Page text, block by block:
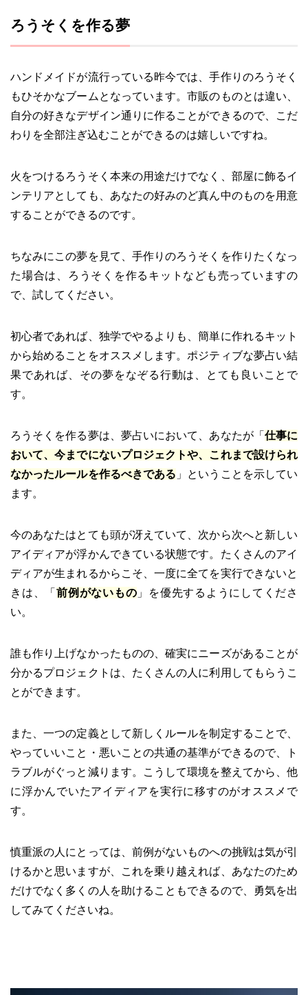
ろうそくを作る夢
ハンドメイドが流行っている昨今では、手作りのろうそく
もひそかなブームとなっています。市販のものとは違い、
自分の好きなデザイン通りに作ることができるので、こだ
わりを全部注ぎ込むことができるのは嬉しいですね。
火をつけるろうそく本来の用途だけでなく、部屋に飾るイ
ンテリアとしても、あなたの好みのど真ん中のものを用意
することができるのです。
ちなみにこの夢を見て、手作りのろうそくを作りたくなっ
た場合は、ろうそくを作るキットなども売っていますの
で、試してください。
初心者であれば、独学でやるよりも、簡単に作れるキット
から始めることをオススメします。ポジティブな夢占い結
果であれば、その夢をなぞる行動は、とても良いことで
す。
ろうそくを作る夢は、夢占いにおいて、あなたが「 仕事に
おいて、今までにないプロジェクトや、これまで設けられ
なかったルールを作るべきである 」ということを示してい
ます。
今のあなたはとても頭が冴えていて、次から次へと新しい
アイディアが浮かんできている状態です。たくさんのアイ
ディアが生まれるからこそ、一度に全てを実行できないと
きは、「 前例がないもの 」を優先するようにしてくださ
い。
誰も作り上げなかったものの、確実にニーズがあることが
分かるプロジェクトは、たくさんの人に利用してもらうこ
とができます。
また、一つの定義として新しくルールを制定することで、
やっていいこと・悪いことの共通の基準ができるので、ト
ラブルがぐっと減ります。こうして環境を整えてから、他
に浮かんでいたアイディアを実行に移すのがオススメで
す。
慎重派の人にとっては、前例がないものへの挑戦は気が引
けるかと思いますが、これを乗り越えれば、あなたのため
だけでなく多くの人を助けることもできるので、勇気を出
してみてくださいね。